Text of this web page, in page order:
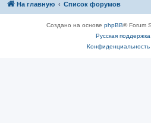
На главную Список форумов
Создано на основе phpBB® Forum
Русская
Конфиденциальность